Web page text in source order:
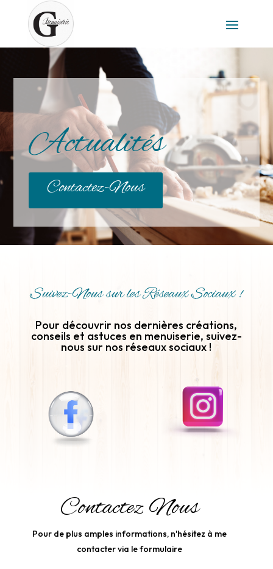
Actualités
Contactez-Nous
Suivez-Nous sur les Réseaux Sociaux !
Pour découvrir nos dernières créations,
conseils et astuces en menuiserie, suivez-
nous sur nos réseaux sociaux !
Contactez Nous
Pour de plus amples informations, n'hésitez à me
contacter via le formulaire